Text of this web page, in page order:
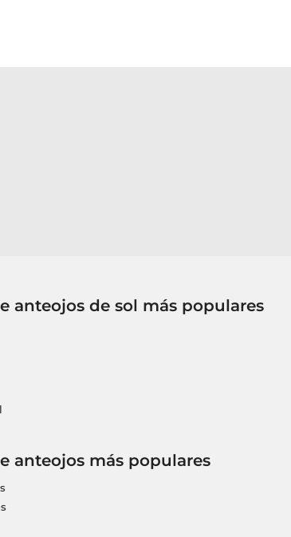
anteojos de sol más populares
anteojos más populares